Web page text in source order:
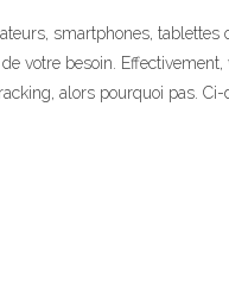
smartphones, tablettes
votre besoin.
alors pourquoi pas.